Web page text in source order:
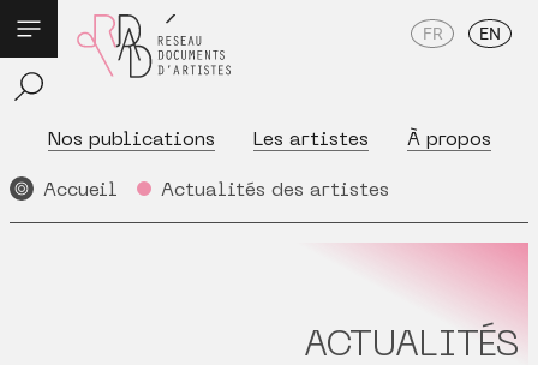
Nos publications Les artistes À propos
FR EN
Accueil Actualités des artistes
ACTUALITÉS